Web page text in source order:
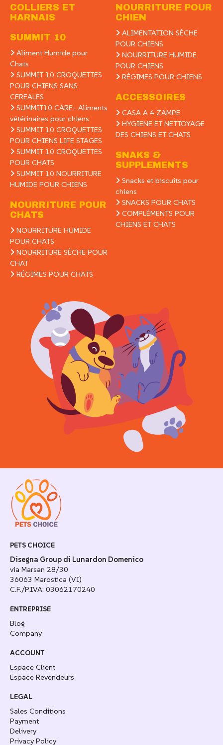
COLLIERS ET
HARNAIS
SUMMIT 10
Aliment Humide pour
Chats
SUMMIT 10 CROQUETTES
POUR CHIENS SANS
CEREALES
SUMMIT10 CARE- Aliments
vétérinaires pour chiens
SUMMIT 10 CROQUETTES
POUR CHIENS LIFE STAGES
SUMMIT 10 CROQUETTES
POUR CHATS
SUMMIT 10 NOURRITURE
HUMIDE POUR CHIENS
NOURRITURE POUR
CHATS
NOURRITURE HUMIDE
POUR CHATS
NOURRITURE SÈCHE POUR
CHAT
RÉGIMES POUR CHATS
NOURRITURE POUR
CHIEN
ALIMENTATION SÈCHE
POUR CHIENS
NOURRITURE HUMIDE
POUR CHIENS
RÉGIMES POUR CHIENS
ACCESSOIRES
CASA A 4 ZAMPE
HYGIENE ET NETTOYAGE
DES CHIENS ET CHATS
SNAKS &
SUPPLEMENTS
Snacks et biscuits pour
chiens
SNACKS POUR CHATS
COMPLÉMENTS POUR
CHIENS ET CHATS
PETS CHOICE
Disegna Group di Lunardon Domenico
via Marsan 28/30
36063 Marostica (VI)
C.F./P.IVA: 03062170240
ENTREPRISE
Blog
Company
ACCOUNT
Espace Client
Espace Revendeurs
LEGAL
Sales Conditions
Payment
Delivery
Privacy Policy